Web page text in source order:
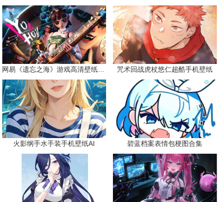
网易《遗忘之海》游戏高清壁纸精选 咒术回战虎杖悠仁超酷手机壁纸
火影纲手水手装手机壁纸AI 碧蓝档案表情包梗图合集